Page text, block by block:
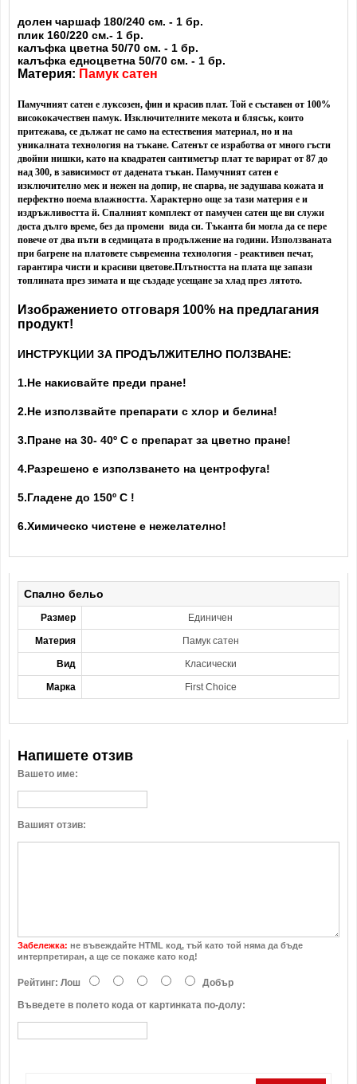
долен чаршаф 180/240 см. - 1 бр.
плик 160/220 см.- 1 бр.
калъфка цветна 50/70 см. - 1 бр.
калъфка едноцветна 50/70 см. - 1 бр.
Материя: Памук сатен
Памучният сатен е луксозен, фин и красив плат. Той е съставен от 100%
висококачествен памук. Изключителните мекота и блясък, които
притежава, се дължат не само на естествения материал, но и на
уникалната технология на тъкане. Сатенът се изработва от много гъсти
двойни нишки, като на квадратен сантиметър плат те варират от 87 до
над 300, в зависимост от дадената тъкан. Памучният сатен е
изключително мек и нежен на допир, не спарва, не задушава кожата и
перфектно поема влажността. Характерно още за тази материя е и
издръжливостта й. Спалният комплект от памучен сатен ще ви служи
доста дълго време, без да промени вида си. Тъканта би могла да се пере
повече от два пъти в седмицата в продължение на години. Използваната
при багрене на платовете съвременна технология - реактивен печат,
гарантира чисти и красиви цветове.Плътността на плата ще запази
топлината през зимата и ще създаде усещане за хлад през лятото.
Изображението отговаря 100% на предлагания
продукт!
ИНСТРУКЦИИ ЗА ПРОДЪЛЖИТЕЛНО ПОЛЗВАНЕ:
1.Не накисвайте преди пране!
2.Не използвайте препарати с хлор и белина!
3.Пране на 30- 40º С с препарат за цветно пране!
4.Разрешено е използването на центрофуга!
5.Гладене до 150º С !
6.Химическо чистене е нежелателно!
Спално бельо
Размер Единичен
Материя Памук сатен
Вид Класически
Марка First Choice
Напишете отзив
Вашето име:
Вашият отзив:
Забележка: не въвеждайте HTML код, тъй като той няма да бъде
интерпретиран, а ще се покаже като код!
Рейтинг: Лош
Добър
Въведете в полето кода от картинката по-долу: